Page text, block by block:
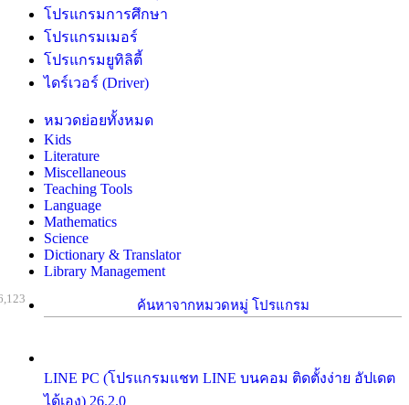
โปรแกรมการศึกษา
โปรแกรมเมอร์
โปรแกรมยูทิลิตี้
ไดร์เวอร์ (Driver)
หมวดย่อยทั้งหมด
Kids
Literature
Miscellaneous
Teaching Tools
Language
Mathematics
Science
Dictionary & Translator
Library Management
ค้นหาจากหมวดหมู่ โปรแกรม
LINE PC (โปรแกรมแชท LINE บนคอม ติดตั้งง่าย อัปเดต
ได้เอง) 26.2.0